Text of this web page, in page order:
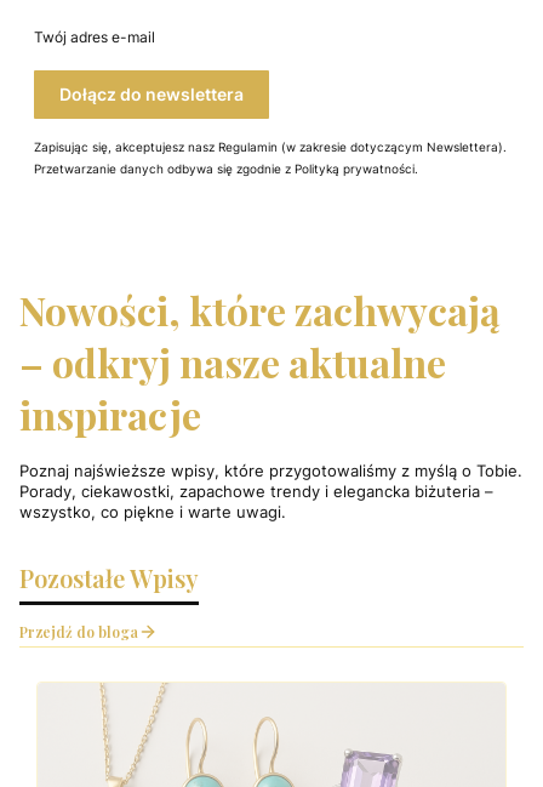
Twój adres e-mail
Dołącz do newslettera
Zapisując się, akceptujesz nasz Regulamin (w zakresie dotyczącym Newslettera).
Przetwarzanie danych odbywa się zgodnie z Polityką prywatności.
Nowości, które zachwycają
– odkryj nasze aktualne
inspiracje
Poznaj najświeższe wpisy, które przygotowaliśmy z myślą o Tobie.
Porady, ciekawostki, zapachowe trendy i elegancka biżuteria –
wszystko, co piękne i warte uwagi.
Pozostałe Wpisy
Przejdź do bloga